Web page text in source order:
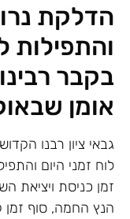
הדלקת
בקבר
אומן
גבאי ציון רבנו
לוח זמני היום
זמן כניסת ויציאת
הנץ החמה, סוף זמן